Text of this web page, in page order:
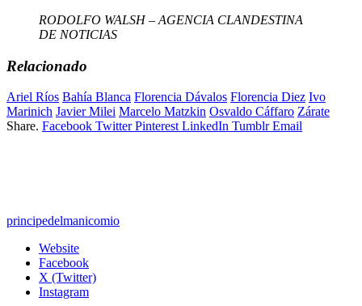
RODOLFO WALSH – AGENCIA CLANDESTINA
DE NOTICIAS
Relacionado
Ariel Ríos Bahía Blanca Florencia Dávalos Florencia Diez Ivo
Marinich Javier Milei Marcelo Matzkin Osvaldo Cáffaro Zárate
Share. Facebook Twitter Pinterest LinkedIn Tumblr Email
principedelmanicomio
Website
Facebook
X (Twitter)
Instagram